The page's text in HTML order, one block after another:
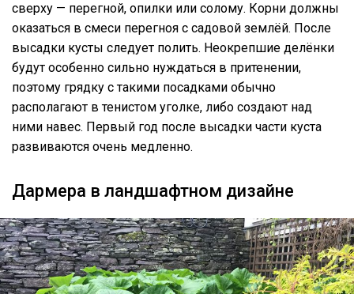
сверху — перегной, опилки или солому. Корни должны
оказаться в смеси перегноя с садовой землёй. После
высадки кусты следует полить. Неокрепшие делёнки
будут особенно сильно нуждаться в притенении,
поэтому грядку с такими посадками обычно
располагают в тенистом уголке, либо создают над
ними навес. Первый год после высадки части куста
развиваются очень медленно.
Дармера в ландшафтном дизайне